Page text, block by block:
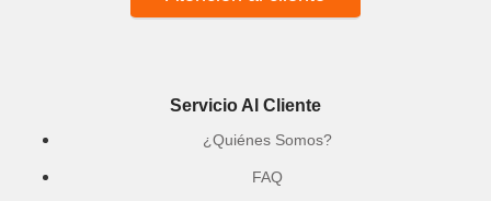
Servicio Al Cliente
¿Quiénes Somos?
FAQ